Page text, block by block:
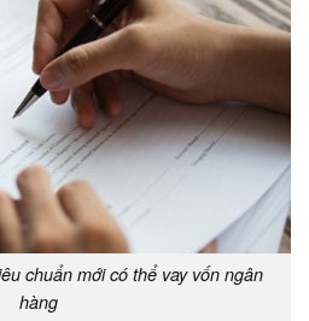
chuẩn mới có thể vay vốn ngân
hàng